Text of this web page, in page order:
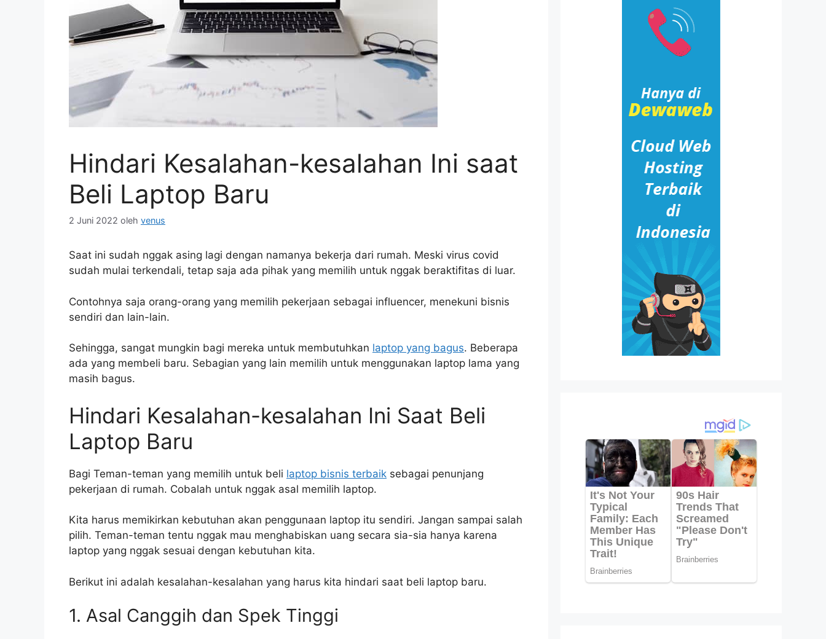
Hindari Kesalahan-kesalahan Ini saat
Beli Laptop Baru
2 Juni 2022 oleh venus
Saat ini sudah nggak asing lagi dengan namanya bekerja dari rumah. Meski virus covid
sudah mulai terkendali, tetap saja ada pihak yang memilih untuk nggak beraktifitas di luar.
Contohnya saja orang-orang yang memilih pekerjaan sebagai influencer, menekuni bisnis
sendiri dan lain-lain.
Sehingga, sangat mungkin bagi mereka untuk membutuhkan laptop yang bagus. Beberapa
ada yang membeli baru. Sebagian yang lain memilih untuk menggunakan laptop lama yang
masih bagus.
Hindari Kesalahan-kesalahan Ini Saat Beli
Laptop Baru
Bagi Teman-teman yang memilih untuk beli laptop bisnis terbaik sebagai penunjang
pekerjaan di rumah. Cobalah untuk nggak asal memilih laptop.
Kita harus memikirkan kebutuhan akan penggunaan laptop itu sendiri. Jangan sampai salah
pilih. Teman-teman tentu nggak mau menghabiskan uang secara sia-sia hanya karena
laptop yang nggak sesuai dengan kebutuhan kita.
Berikut ini adalah kesalahan-kesalahan yang harus kita hindari saat beli laptop baru.
1. Asal Canggih dan Spek Tinggi